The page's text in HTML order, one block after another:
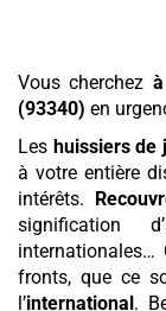
Vous cherchez
(93340) en
Les huissiers de
à votre entière
intérêts.
signification
internationales…
fronts, que ce
l’international.